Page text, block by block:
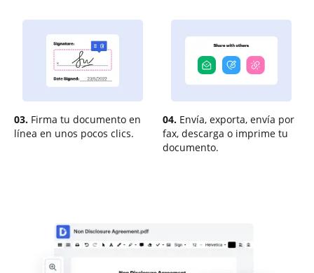
03. Firma tu documento en
línea en unos pocos clics.
04. Envía, exporta, envía por
fax, descarga o imprime tu
documento.